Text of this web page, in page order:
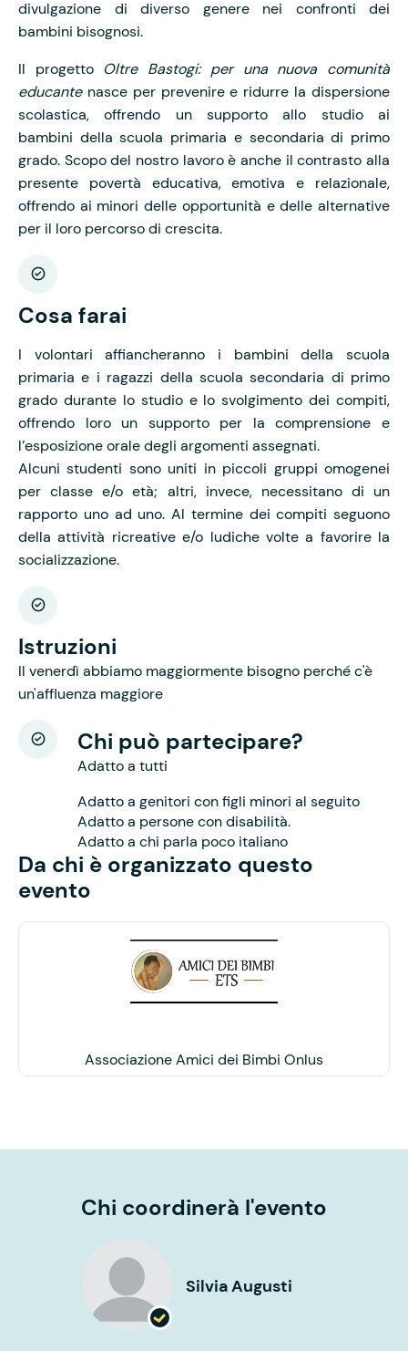
divulgazione di diverso genere nei confronti dei
bambini bisognosi.
Il progetto Oltre Bastogi: per una nuova comunità
educantenasce per prevenire e ridurre la dispersione
scolastica, offrendo un supporto allo studio ai
bambini della scuola primaria e secondaria di primo
grado. Scopo del nostro lavoro è anche il contrasto alla
presente povertà educativa, emotiva e relazionale,
offrendo ai minori delle opportunità e delle alternative
per il loro percorso di crescita.
Cosa farai
I volontari affiancheranno i bambini della scuola
primaria e i ragazzi della scuola secondaria di primo
grado durante lo studio e lo svolgimento dei compiti,
offrendo loro un supporto per la comprensione e
l’esposizione orale degli argomenti assegnati.
Alcuni studenti sono uniti in piccoli gruppi omogenei
per classe e/o età; altri, invece, necessitano di un
rapporto uno ad uno. Al termine dei compiti seguono
della attività ricreative e/o ludiche volte a favorire la
socializzazione.
Istruzioni
Il venerdì abbiamo maggiormente bisogno perché c'è
un'affluenza maggiore
Chi può partecipare?
Adatto a tutti
Adatto a genitori con figli minori al seguito
Adatto a persone con disabilità.
Adatto a chi parla poco italiano
Da chi è organizzato questo
evento
Associazione Amici dei Bimbi Onlus
Chi coordinerà l'evento
Silvia Augusti